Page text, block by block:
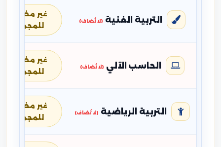
التربية الفنية (لا تُضاف)
غير مضافة
للمجموع
الحاسب الآلي (لا تُضاف)
غير مضافة
للمجموع
التربية الرياضية (لا تُضاف)
غير مضافة
للمجموع